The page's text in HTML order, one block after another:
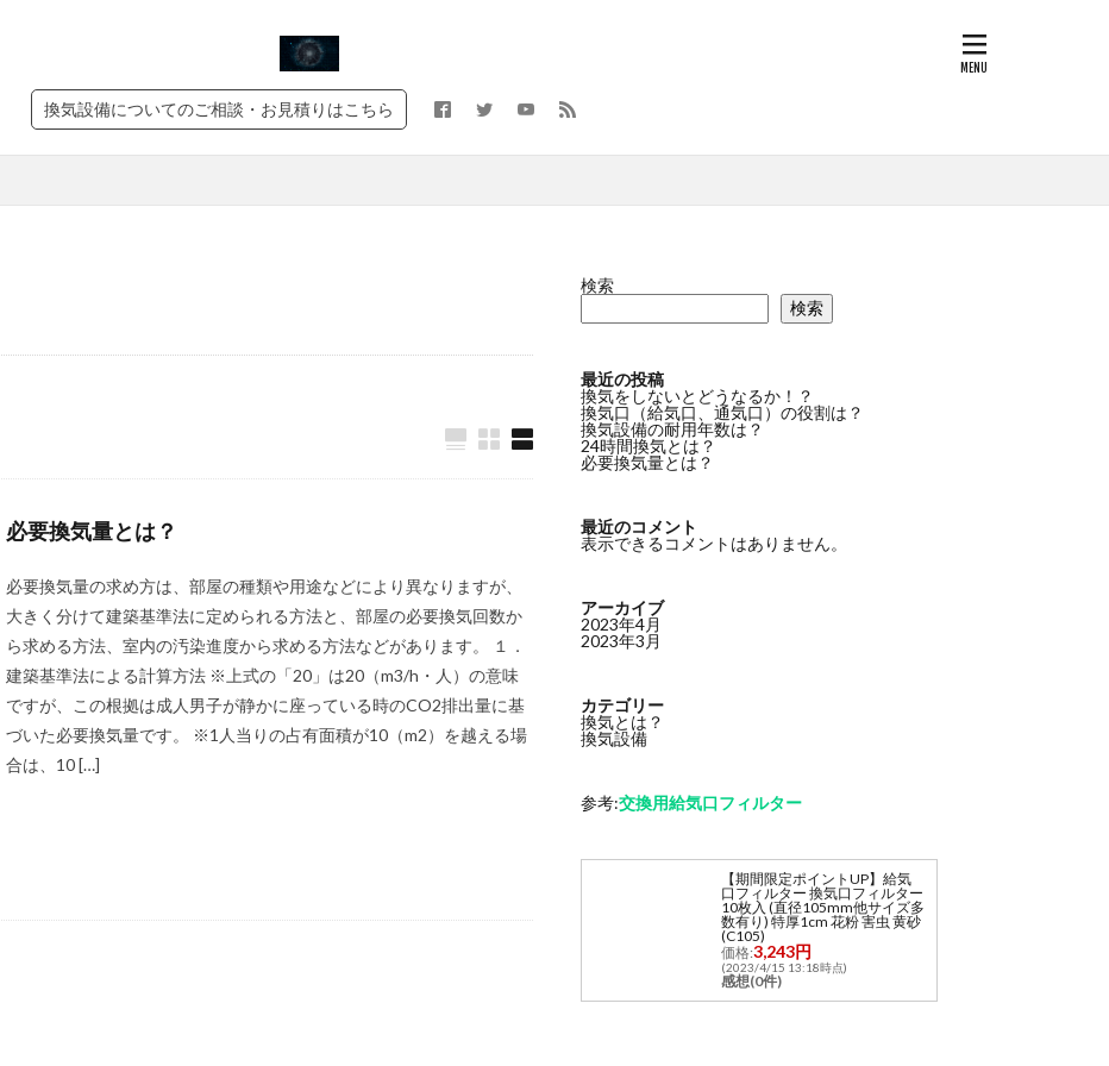
換気設備についてのご相談・お見積りはこちら
必要換気量とは？
必要換気量の求め方は、部屋の種類や用途などにより異なりますが、
大きく分けて建築基準法に定められる方法と、部屋の必要換気回数か
ら求める方法、室内の汚染進度から求める方法などがあります。 １．
建築基準法による計算方法 ※上式の「20」は20（m3/h・人）の意味
ですが、この根拠は成人男子が静かに座っている時のCO2排出量に基
づいた必要換気量です。 ※1人当りの占有面積が10（m2）を越える場
合は、10 […]
検索
検索
最近の投稿
換気をしないとどうなるか！？
換気口（給気口、通気口）の役割は？
換気設備の耐用年数は？
24時間換気とは？
必要換気量とは？
最近のコメント
表示できるコメントはありません。
アーカイブ
2023年4月
2023年3月
カテゴリー
換気とは？
換気設備
参考:交換用給気口フィルター
【期間限定ポイントUP】給気
口フィルター 換気口フィルター
10枚入 (直径105mm他サイズ多
数有り) 特厚1cm 花粉 害虫 黄砂
(C105)
価格:3,243円
(2023/4/15 13:18時点)
感想(0件)
給気口
種類 法定換気 換気量 換気設備 換気扇
必要換気量 建築基準法 常時換気 天井扇 レンジフード
シックハウス対策 コロナ対策 黄砂